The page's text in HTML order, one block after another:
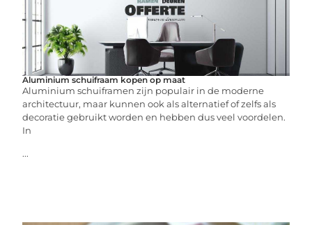
Aluminium schuifraam kopen op maat
Aluminium schuiframen zijn populair in de moderne
architectuur, maar kunnen ook als alternatief of zelfs als
decoratie gebruikt worden en hebben dus veel voordelen.
In
...